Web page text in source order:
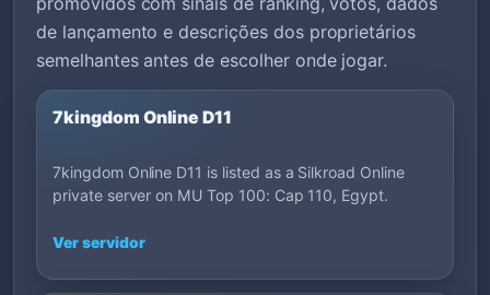
de lançamento e descrições dos proprietários
semelhantes antes de escolher onde jogar.
7kingdom Online D11
7kingdom Online D11 is listed as a Silkroad Online
private server on MU Top 100: Cap 110, Egypt.
Ver servidor